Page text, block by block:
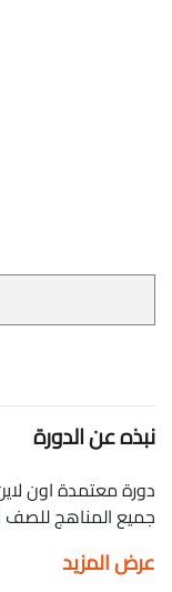
نبذه عن الدورة
دورة معتمدة اون
جميع المناهج للصف
عرض المزيد